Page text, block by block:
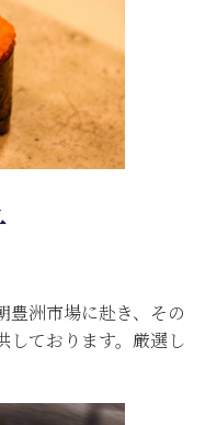
豊洲市場に赴き、その
しております。厳選し